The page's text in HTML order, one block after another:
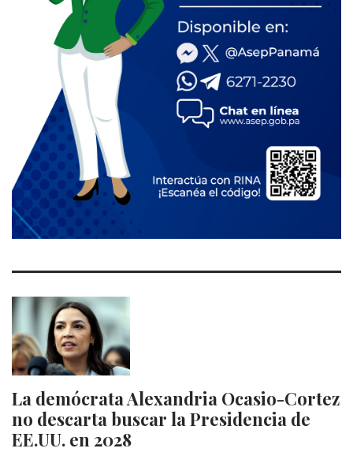
La demócrata Alexandria Ocasio-Cortez
no descarta buscar la Presidencia de
EE.UU. en 2028